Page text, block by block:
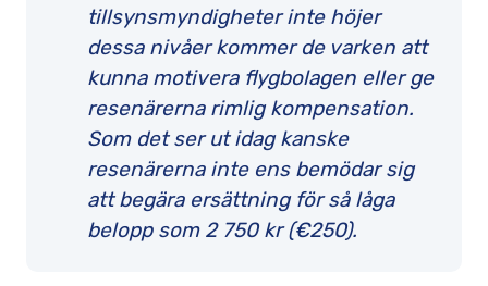
tillsynsmyndigheter inte höjer
dessa nivåer kommer de varken att
kunna motivera flygbolagen eller ge
resenärerna rimlig kompensation.
Som det ser ut idag kanske
resenärerna inte ens bemödar sig
att begära ersättning för så låga
belopp som 2 750 kr (€250).